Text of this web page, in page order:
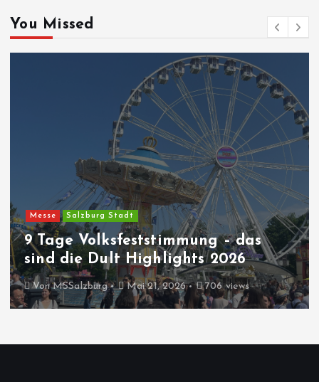
You Missed
Messe Salzburg Stadt
9 Tage Volksfeststimmung – das
sind die Dult Highlights 2026
VonMSSalzburg Mai 21, 2026 706 views